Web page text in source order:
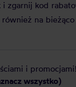
zgarnij kod
na
i
wszystko)